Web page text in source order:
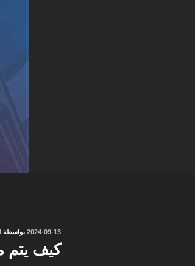
نُشر
في
2024-09-13 بواسطة
كيف يتم